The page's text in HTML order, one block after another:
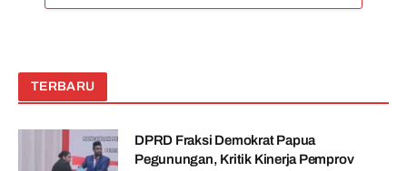
TERBARU
DPRD Fraksi Demokrat Papua
Pegunungan, Kritik Kinerja Pemprov